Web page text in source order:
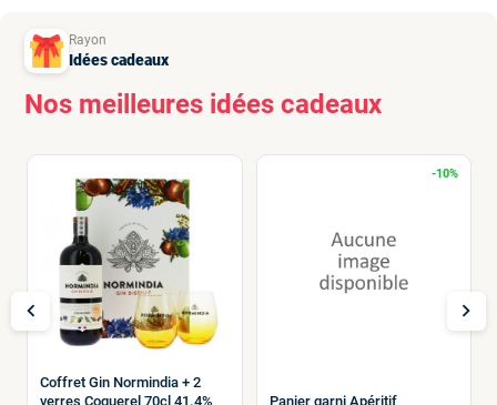
Rayon
Idées cadeaux
Nos meilleures idées cadeaux
Coffret Gin Normindia + 2
verres Coquerel 70cl 41.4%
-10%
Panier garni Apéritif
chevron_left chevron_right